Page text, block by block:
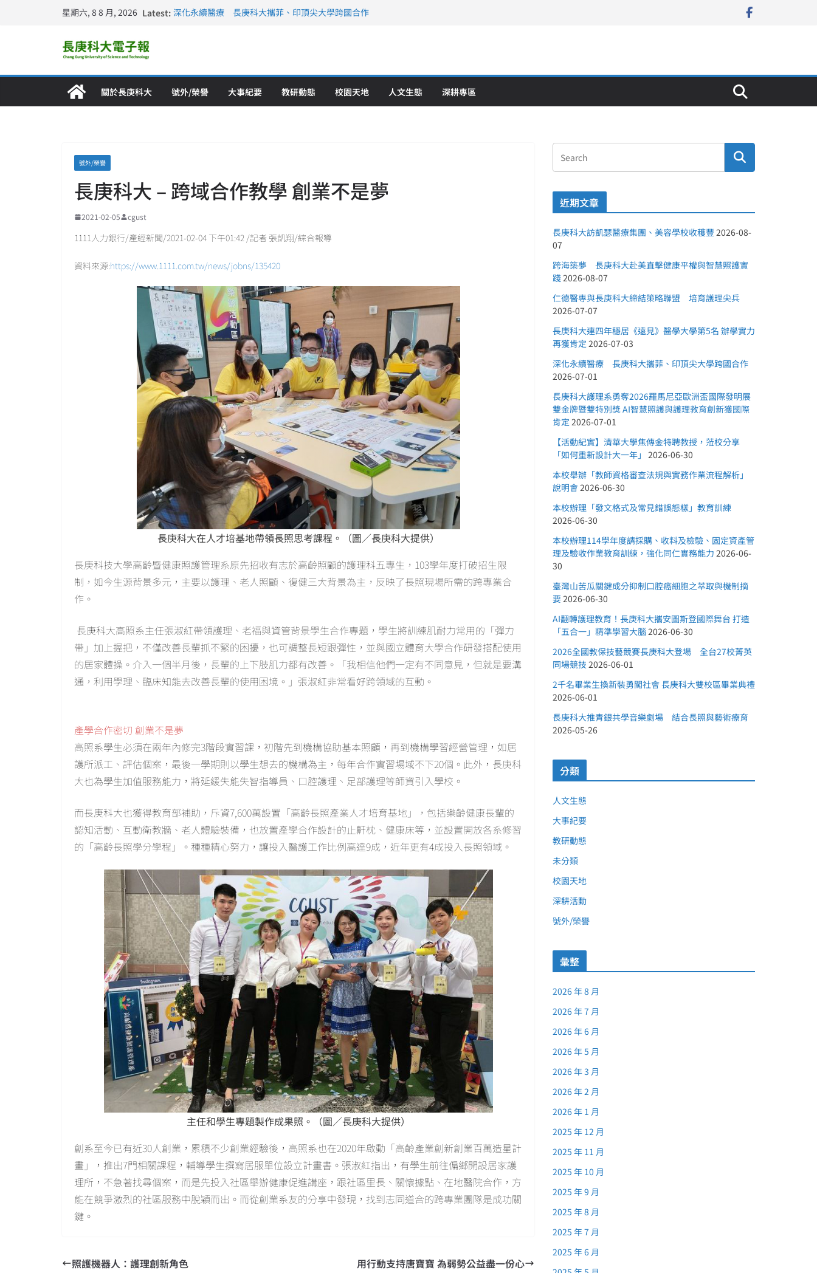
星期六, 8 8 月, 2026 Latest: 深化永續醫療 長庚科大攜菲、印頂尖大學跨國合作
關於長庚科大 號外/榮譽 大事紀要 教研動態 校園天地 人文生態 深耕專區
號外/榮譽
長庚科大 – 跨域合作教學 創業不是夢
2021-02-05 cgust
1111人力銀行/產經新聞/2021-02-04 下午01:42 /記者 張凱翔/綜合報導
資料來源:https://www.1111.com.tw/news/jobns/135420
長庚科大在人才培基地帶領長照思考課程。（圖／長庚科大提供）
長庚科技大學高齡暨健康照護管理系原先招收有志於高齡照顧的護理科五專生，103學年度打破招生限
制，如今生源背景多元，主要以護理、老人照顧、復健三大背景為主，反映了長照現場所需的跨專業合
作。
長庚科大高照系主任張淑紅帶領護理、老福與資管背景學生合作專題，學生將訓練肌耐力常用的「彈力
帶」加上握把，不僅改善長輩抓不緊的困擾，也可調整長短跟彈性，並與國立體育大學合作研發搭配使用
的居家體操。介入一個半月後，長輩的上下肢肌力都有改善。「我相信他們一定有不同意見，但就是要溝
通，利用學理、臨床知能去改善長輩的使用困境。」張淑紅非常看好跨領域的互動。
產學合作密切 創業不是夢
高照系學生必須在兩年內修完3階段實習課，初階先到機構協助基本照顧，再到機構學習經營管理，如居
護所派工、評估個案，最後一學期則以學生想去的機構為主，每年合作實習場域不下20個。此外，長庚科
大也為學生加值服務能力，將延緩失能失智指導員、口腔護理、足部護理等師資引入學校。
而長庚科大也獲得教育部補助，斥資7,600萬設置「高齡長照產業人才培育基地」，包括樂齡健康長輩的
認知活動、互動衛教牆、老人體驗裝備，也放置產學合作設計的止鼾枕、健康床等，並設置開放各系修習
的「高齡長照學分學程」。種種精心努力，讓投入醫護工作比例高達9成，近年更有4成投入長照領域。
主任和學生專題製作成果照。（圖／長庚科大提供）
創系至今已有近30人創業，累積不少創業經驗後，高照系也在2020年啟動「高齡產業創新創業百萬造星計
畫」，推出7門相關課程，輔導學生撰寫居服單位設立計畫書。張淑紅指出，有學生前往偏鄉開設居家護
理所，不急著找尋個案，而是先投入社區舉辦健康促進講座，跟社區里長、關懷據點、在地醫院合作，方
能在競爭激烈的社區服務中脫穎而出。而從創業系友的分享中發現，找到志同道合的跨專業團隊是成功關
鍵。
照護機器人：護理創新角色 用行動支持唐寶寶 為弱勢公益盡一份心
近期文章
長庚科大訪凱瑟醫療集團、美容學校收穫豐 2026-08-
07
跨海築夢 長庚科大赴美直擊健康平權與智慧照護實
踐2026-08-07
仁德醫專與長庚科大締結策略聯盟 培育護理尖兵
2026-07-07
長庚科大連四年穩居《遠見》醫學大學第5名 辦學實力
再獲肯定 2026-07-03
深化永續醫療 長庚科大攜菲、印頂尖大學跨國合作
2026-07-01
長庚科大護理系勇奪2026羅馬尼亞歐洲盃國際發明展
雙金牌暨雙特別獎 AI智慧照護與護理教育創新獲國際
肯定 2026-07-01
【活動紀實】清華大學焦傳金特聘教授，蒞校分享
「如何重新設計大一年」 2026-06-30
本校舉辦「教師資格審查法規與實務作業流程解析」
說明會2026-06-30
本校辦理「發文格式及常見錯誤態樣」教育訓練
2026-06-30
本校辦理114學年度請採購、收料及檢驗、固定資產管
理及驗收作業教育訓練，強化同仁實務能力 2026-06-
30
臺灣山苦瓜關鍵成分抑制口腔癌細胞之萃取與機制摘
要2026-06-30
AI翻轉護理教育！長庚科大攜安圖斯登國際舞台 打造
「五合一」精準學習大腦 2026-06-30
2026全國教保技藝競賽長庚科大登場 全台27校菁英
同場競技 2026-06-01
2千名畢業生換新裝勇闖社會 長庚科大雙校區畢業典禮
2026-06-01
長庚科大推青銀共學音樂劇場 結合長照與藝術療育
2026-05-26
分類
人文生態
大事紀要
教研動態
未分類
校園天地
深耕活動
號外/榮譽
彙整
2026 年 8 月
2026 年 7 月
2026 年 6 月
2026 年 5 月
2026 年 3 月
2026 年 2 月
2026 年 1 月
2025 年 12 月
2025 年 11 月
2025 年 10 月
2025 年 9 月
2025 年 8 月
2025 年 7 月
2025 年 6 月